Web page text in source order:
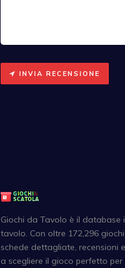
INVIA RECENSIONE
Giochi da Tavolo è il
tavolo. Con oltre 172,296
schede dettagliate, recensioni
a scegliere il gioco perfetto per